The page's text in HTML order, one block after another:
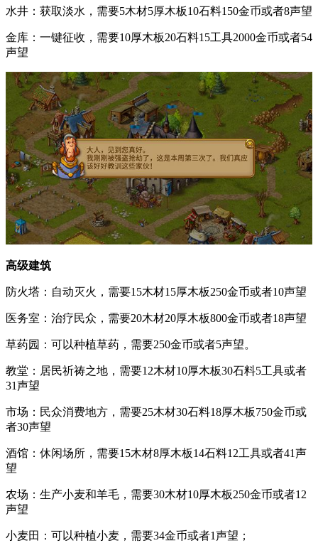
水井：获取淡水，需要5木材5厚木板10石料150金币或者8声望
金库：一键征收，需要10厚木板20石料15工具2000金币或者54
声望
高级建筑
防火塔：自动灭火，需要15木材15厚木板250金币或者10声望
医务室：治疗民众，需要20木材20厚木板800金币或者18声望
草药园：可以种植草药，需要250金币或者5声望。
教堂：居民祈祷之地，需要12木材10厚木板30石料5工具或者
31声望
市场：民众消费地方，需要25木材30石料18厚木板750金币或
者30声望
酒馆：休闲场所，需要15木材8厚木板14石料12工具或者41声
望
农场：生产小麦和羊毛，需要30木材10厚木板250金币或者12
声望
小麦田：可以种植小麦，需要34金币或者1声望；